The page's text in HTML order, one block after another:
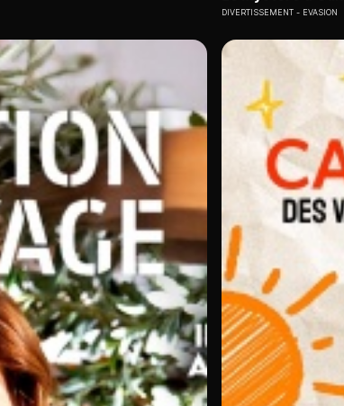
DIVERTISSEMENT EVASION